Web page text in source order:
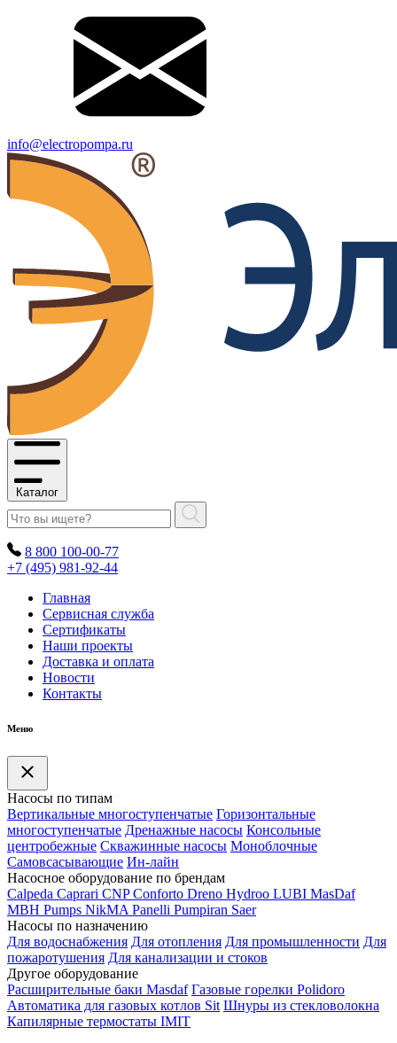
info@electropompa.ru
Каталог
8 800 100-00-77
+7 (495) 981-92-44
Главная
Сервисная служба
Сертификаты
Наши проекты
Доставка и оплата
Новости
Контакты
Меню
Насосы по типам
Вертикальные многоступенчатые Горизонтальные
многоступенчатые Дренажные насосы Консольные
центробежные Скважинные насосы Моноблочные
Самовсасывающие Ин-лайн
Насосное оборудование по брендам
Calpeda Caprari CNP Conforto Dreno Hydroo LUBI MasDaf
MBH Pumps NikMA Panelli Pumpiran Saer
Насосы по назначению
Для водоснабжения Для отопления Для промышленности Для
пожаротушения Для канализации и стоков
Другое оборудование
Расширительные баки Masdaf Газовые горелки Polidoro
Автоматика для газовых котлов Sit Шнуры из стекловолокна
Капилярные термостаты IMIT